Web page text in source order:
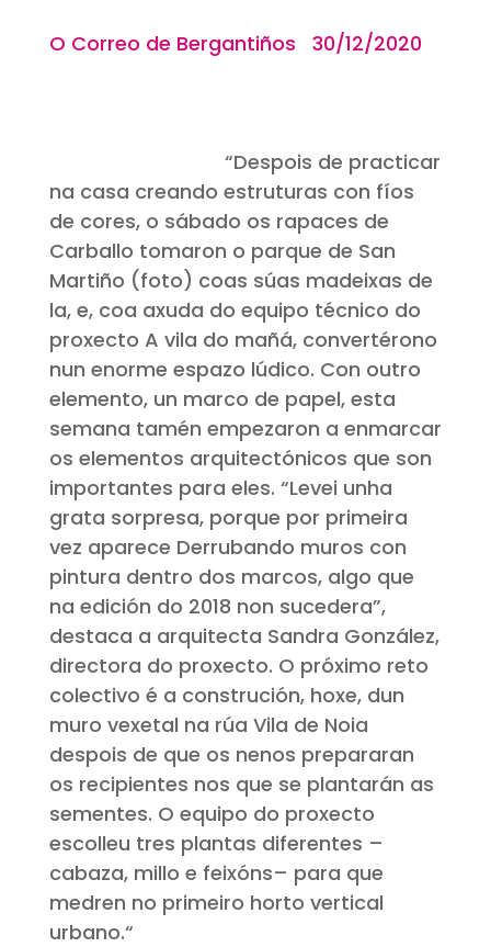
O Correo de Bergantiños 30/12/2020
“Despois de practicar
na casa creando estruturas con fíos
de cores, o sábado os rapaces de
Carballo tomaron o parque de San
Martiño (foto) coas súas madeixas de
la, e, coa axuda do equipo técnico do
proxecto A vila do mañá, convertérono
nun enorme espazo lúdico. Con outro
elemento, un marco de papel, esta
semana tamén empezaron a enmarcar
os elementos arquitectónicos que son
importantes para eles. “Levei unha
grata sorpresa, porque por primeira
vez aparece Derrubando muros con
pintura dentro dos marcos, algo que
na edición do 2018 non sucedera”,
destaca a arquitecta Sandra González,
directora do proxecto. O próximo reto
colectivo é a construción, hoxe, dun
muro vexetal na rúa Vila de Noia
despois de que os nenos prepararan
os recipientes nos que se plantarán as
sementes. O equipo do proxecto
escolleu tres plantas diferentes –
cabaza, millo e feixóns– para que
medren no primeiro horto vertical
urbano.“